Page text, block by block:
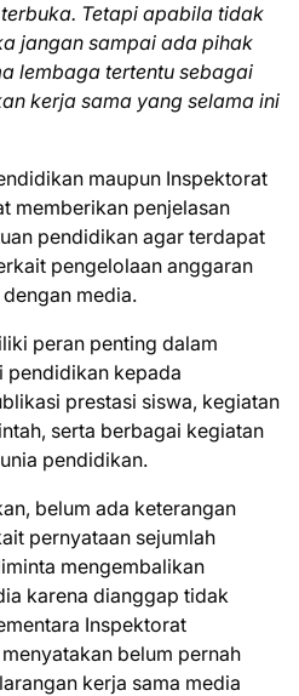
Tetapi apabila tidak
jangan sampai ada pihak
lembaga tertentu sebagai
kerja sama yang selama ini
maupun Inspektorat
memberikan penjelasan
pendidikan agar terdapat
pengelolaan anggaran
media.
peran penting dalam
pendidikan kepada
prestasi siswa, kegiatan
serta berbagai kegiatan
pendidikan.
belum ada keterangan
pernyataan sejumlah
mengembalikan
karena dianggap tidak
Inspektorat
belum pernah
kerja sama media